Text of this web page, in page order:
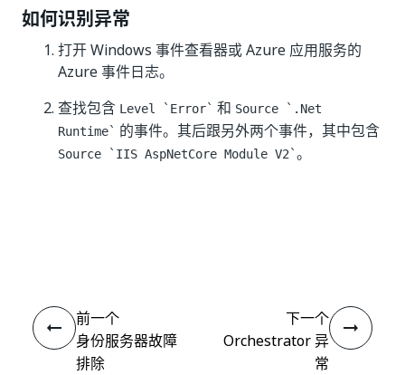
如何识别异常
打开 Windows 事件查看器或 Azure 应用服务的
Azure 事件日志。
查找包含 Level `Error` 和 Source `.Net
Runtime` 的事件。其后跟另外两个事件，其中包含
Source `IIS AspNetCore Module V2`。
前一个
身份服务器故障
排除
下一个
Orchestrator 异
常